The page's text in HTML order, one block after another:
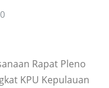
0
Rapat Pleno
KPU Kepulauan